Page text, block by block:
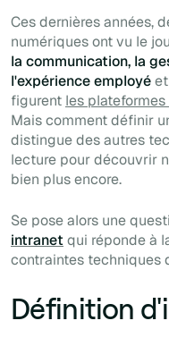
Ces dernières années,
numériques ont vu le
la communication, la
l'expérience employé
figurent les
Mais comment définir
distingue des autres
lecture pour découvrir
bien plus encore.
Se pose alors une
intranet qui réponde à
contraintes techniques
Définition